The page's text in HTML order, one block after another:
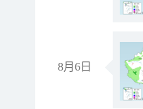
8月6日